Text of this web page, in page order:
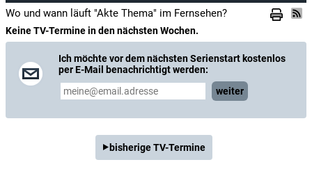
Wo und wann läuft "Akte Thema" im Fernsehen?
Keine TV-Termine in den nächsten Wochen.
Ich möchte vor dem nächsten Serienstart kostenlos
per E-Mail benachrichtigt werden:
weiter
bisherige TV-Termine